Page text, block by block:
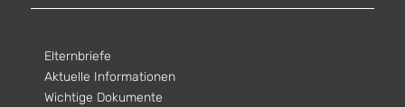
Elternbriefe
Aktuelle Informationen
Wichtige Dokumente